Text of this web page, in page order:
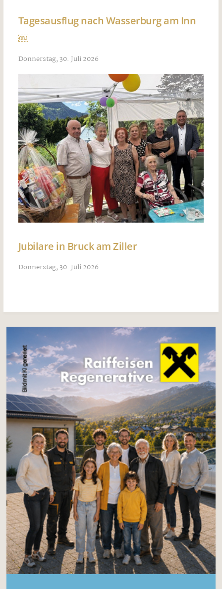
Tagesausflug nach Wasserburg am Inn
￼
Donnerstag, 30. Juli 2026
Jubilare in Bruck am Ziller
Donnerstag, 30. Juli 2026